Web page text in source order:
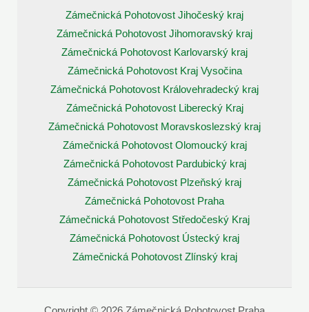
Zámečnická Pohotovost Jihočeský kraj
Zámečnická Pohotovost Jihomoravský kraj
Zámečnická Pohotovost Karlovarský kraj
Zámečnická Pohotovost Kraj Vysočina
Zámečnická Pohotovost Královehradecký kraj
Zámečnická Pohotovost Liberecký Kraj
Zámečnická Pohotovost Moravskoslezský kraj
Zámečnická Pohotovost Olomoucký kraj
Zámečnická Pohotovost Pardubický kraj
Zámečnická Pohotovost Plzeňský kraj
Zámečnická Pohotovost Praha
Zámečnická Pohotovost Středočeský Kraj
Zámečnická Pohotovost Ústecký kraj
Zámečnická Pohotovost Zlínský kraj